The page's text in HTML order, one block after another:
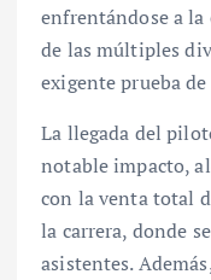
enfrentándose a
de las múltiples
exigente prueba
La llegada del
notable impacto,
con la venta total
la carrera, donde
asistentes.